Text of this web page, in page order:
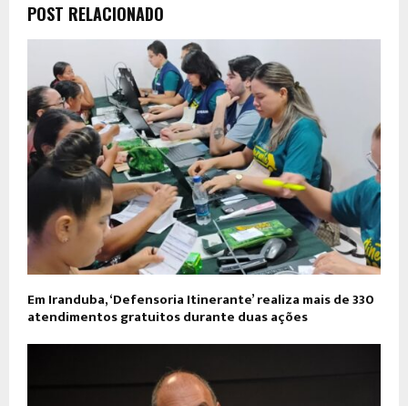
POST RELACIONADO
Em Iranduba, ‘Defensoria Itinerante’ realiza mais de 330
atendimentos gratuitos durante duas ações